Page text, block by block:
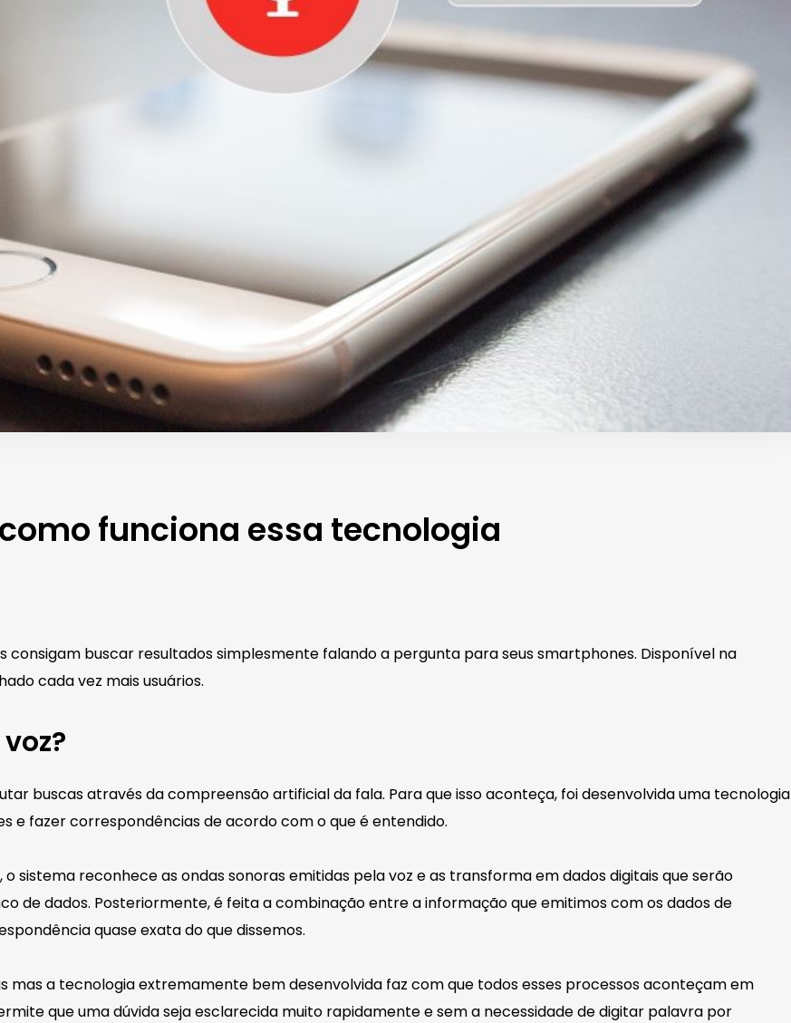
funciona essa tecnologia
consigam buscar resultados simplesmente falando a pergunta para seus smartphones. Disponível na
cada vez mais usuários.
buscas através da compreensão artificial da fala. Para que isso aconteça, foi desenvolvida uma tecnologia
e fazer correspondências de acordo com o que é entendido.
sistema reconhece as ondas sonoras emitidas pela voz e as transforma em dados digitais que serão
de dados. Posteriormente, é feita a combinação entre a informação que emitimos com os dados de
quase exata do que dissemos.
mas a tecnologia extremamente bem desenvolvida faz com que todos esses processos aconteçam em
que uma dúvida seja esclarecida muito rapidamente e sem a necessidade de digitar palavra por